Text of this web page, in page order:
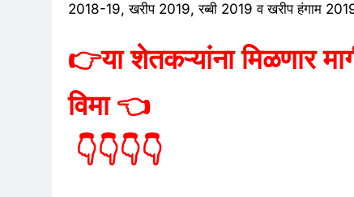
2018-19, खरीप 2019, रब्बी 2019 व खरीप हंगाम
👉या शेतकऱ्यांना मिळणार
विमा 👈
👇👇👇👇